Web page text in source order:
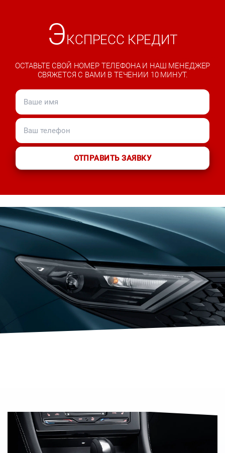
ЭКСПРЕСС КРЕДИТ
ОСТАВЬТЕ СВОЙ НОМЕР ТЕЛЕФОНА И НАШ МЕНЕДЖЕР
СВЯЖЕТСЯ С ВАМИ В ТЕЧЕНИИ 10 МИНУТ.